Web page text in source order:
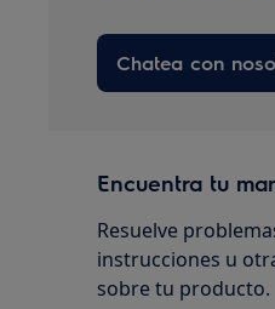
Chatea con
Encuentra tu
Resuelve
instrucciones u
sobre tu producto.